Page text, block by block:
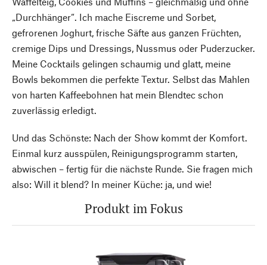
„Durchhänger“. Ich mache Eiscreme und Sorbet,
gefrorenen Joghurt, frische Säfte aus ganzen Früchten,
cremige Dips und Dressings, Nussmus oder Puderzucker.
Meine Cocktails gelingen schaumig und glatt, meine
Bowls bekommen die perfekte Textur. Selbst das Mahlen
von harten Kaffeebohnen hat mein Blendtec schon
zuverlässig erledigt.
Und das Schönste: Nach der Show kommt der Komfort.
Einmal kurz ausspülen, Reinigungsprogramm starten,
abwischen – fertig für die nächste Runde. Sie fragen mich
also: Will it blend? In meiner Küche: ja, und wie!
Produkt im Fokus